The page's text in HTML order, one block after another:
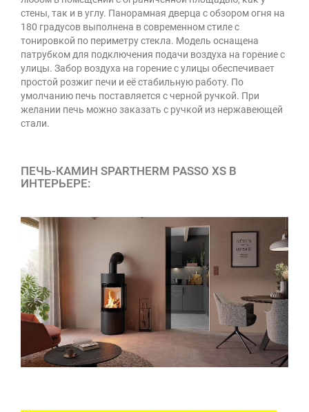
стены, так и в углу. Панорамная дверца с обзором огня на
180 градусов выполнена в современном стиле с
тонировкой по периметру стекла. Модель оснащена
патрубком для подключения подачи воздуха на горение с
улицы. Забор воздуха на горение с улицы обеспечивает
простой розжиг печи и её стабильную работу. По
умолчанию печь поставляется с черной ручкой. При
желании печь можно заказать с ручкой из нержавеющей
стали.
ПЕЧЬ-КАМИН SPARTHERM PASSO XS В
ИНТЕРЬЕРЕ: